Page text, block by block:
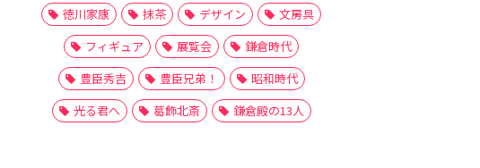
徳川家康
抹茶 デザイン
文房具
フィギュア
展覧会
鎌倉時代
豊臣秀吉
豊臣兄弟！
昭和時代
光る君へ
葛飾北斎 鎌倉殿の13人